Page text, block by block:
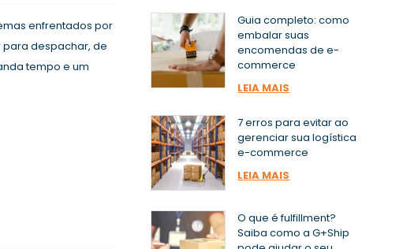
enfrentados por
despachar, de
tempo e um
Guia completo: como
embalar suas
encomendas de e-
commerce
LEIA MAIS
7 erros para evitar ao
gerenciar sua logística
e-commerce
LEIA MAIS
O que é fulfillment?
Saiba como a G+Ship